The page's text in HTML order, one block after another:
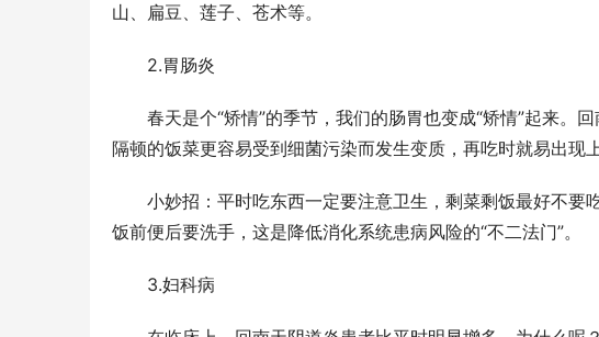
山、扁豆、莲子、苍术等。
2.胃肠炎
春天是个“矫情”的季节，我们的肠胃也变成“矫情”起来。
隔顿的饭菜更容易受到细菌污染而发生变质，再吃时就易出现
小妙招：平时吃东西一定要注意卫生，剩菜剩饭最好不要
饭前便后要洗手，这是降低消化系统患病风险的“不二法门”。
3.妇科病